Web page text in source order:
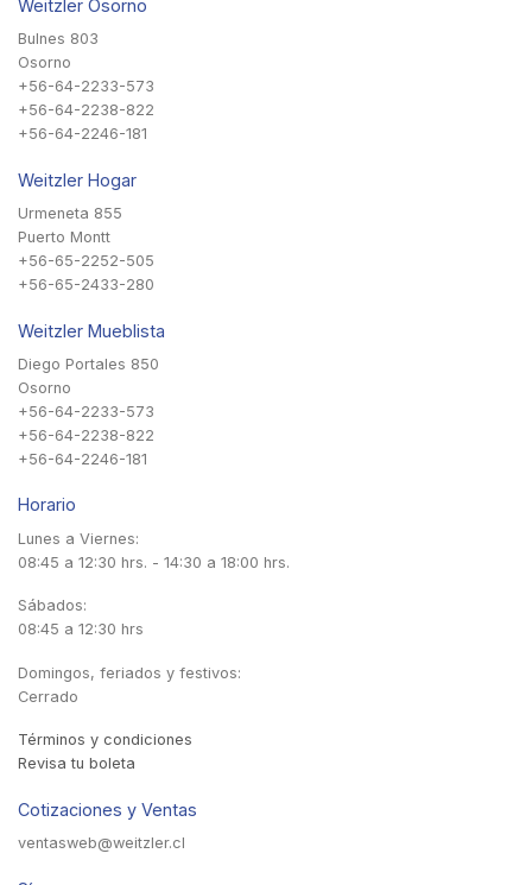
Weitzler Osorno
Bulnes 803
Osorno
+56-64-2233-573
+56-64-2238-822
+56-64-2246-181
Weitzler Hogar
Urmeneta 855
Puerto Montt
+56-65-2252-505
+56-65-2433-280
Weitzler Mueblista
Diego Portales 850
Osorno
+56-64-2233-573
+56-64-2238-822
+56-64-2246-181
Horario
Lunes a Viernes:
08:45 a 12:30 hrs. - 14:30 a 18:00 hrs.
Sábados:
08:45 a 12:30 hrs
Domingos, feriados y festivos:
Cerrado
Términos y condiciones
Revisa tu boleta
Cotizaciones y Ventas
ventasweb@weitzler.cl